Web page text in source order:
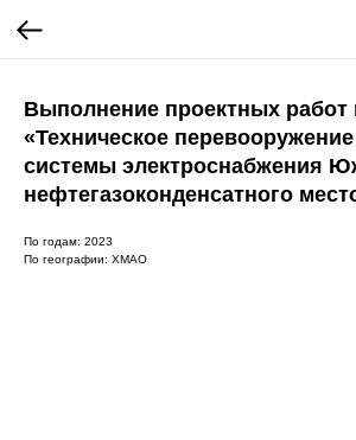
Выполнение проектных работ
«Техническое
системы электроснабжения
нефтегазоконденсатного
По годам: 2023
По географии: ХМАО